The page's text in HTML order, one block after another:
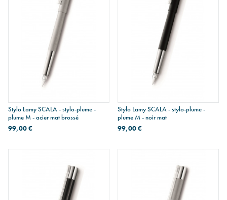
Stylo Lamy SCALA - stylo-plume -
plume M - acier mat brossé
99,00 €
Stylo Lamy SCALA - stylo-plume -
plume M - noir mat
99,00 €